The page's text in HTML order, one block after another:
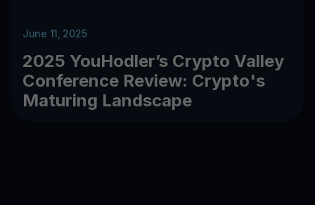
June 11, 2025
2025 YouHodler’s Crypto Valley
Conference Review: Crypto's
Maturing Landscape